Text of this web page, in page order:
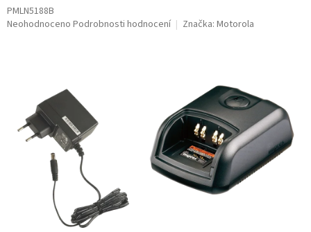
PMLN5188B
Průměrné
hvězdiček.
Neohodnoceno Podrobnosti hodnocení Značka: Motorola